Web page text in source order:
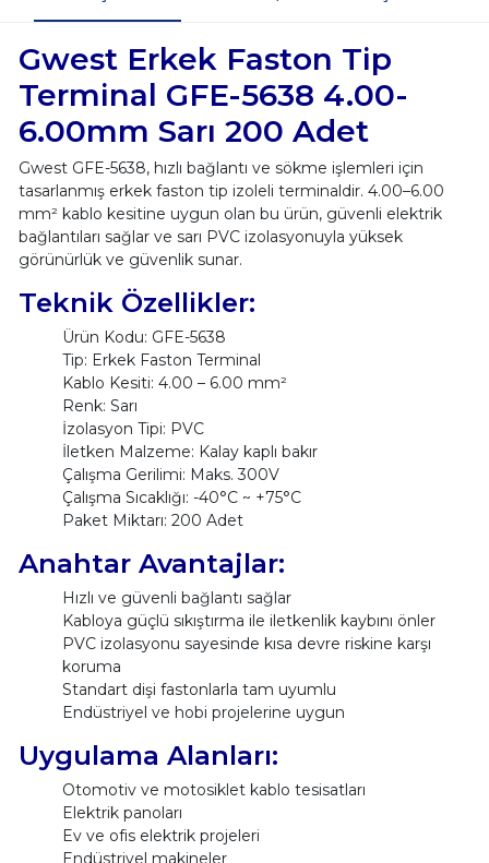
Gwest Erkek Faston Tip
Terminal GFE-5638 4.00-
6.00mm Sarı 200 Adet
Gwest GFE-5638, hızlı bağlantı ve sökme işlemleri için
tasarlanmış erkek faston tip izoleli terminaldir. 4.00–6.00
mm² kablo kesitine uygun olan bu ürün, güvenli elektrik
bağlantıları sağlar ve sarı PVC izolasyonuyla yüksek
görünürlük ve güvenlik sunar.
Teknik Özellikler:
Ürün Kodu: GFE-5638
Tip: Erkek Faston Terminal
Kablo Kesiti: 4.00 – 6.00 mm²
Renk: Sarı
İzolasyon Tipi: PVC
İletken Malzeme: Kalay kaplı bakır
Çalışma Gerilimi: Maks. 300V
Çalışma Sıcaklığı: -40°C ~ +75°C
Paket Miktarı: 200 Adet
Anahtar Avantajlar:
Hızlı ve güvenli bağlantı sağlar
Kabloya güçlü sıkıştırma ile iletkenlik kaybını önler
PVC izolasyonu sayesinde kısa devre riskine karşı
koruma
Standart dişi fastonlarla tam uyumlu
Endüstriyel ve hobi projelerine uygun
Uygulama Alanları:
Otomotiv ve motosiklet kablo tesisatları
Elektrik panoları
Ev ve ofis elektrik projeleri
Endüstriyel makineler